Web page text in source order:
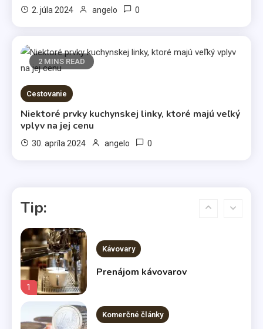
2. júla 2024 angelo 0
2 MINS READ
Cestovanie
Niektoré prvky kuchynskej linky, ktoré majú veľký
vplyv na jej cenu
30. apríla 2024 angelo 0
Tip:
4
Káva illy
5
1
Kávovary
Prenájom kávovarov
Komerčné články